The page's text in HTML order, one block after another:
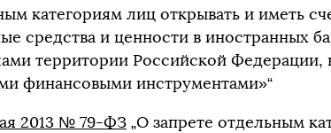
категориям лиц открывать и иметь
средства и ценности в иностранных
территории Российской Федерации,
финансовыми инструментами»“
2013 № 79-ФЗ „О запрете отдельным